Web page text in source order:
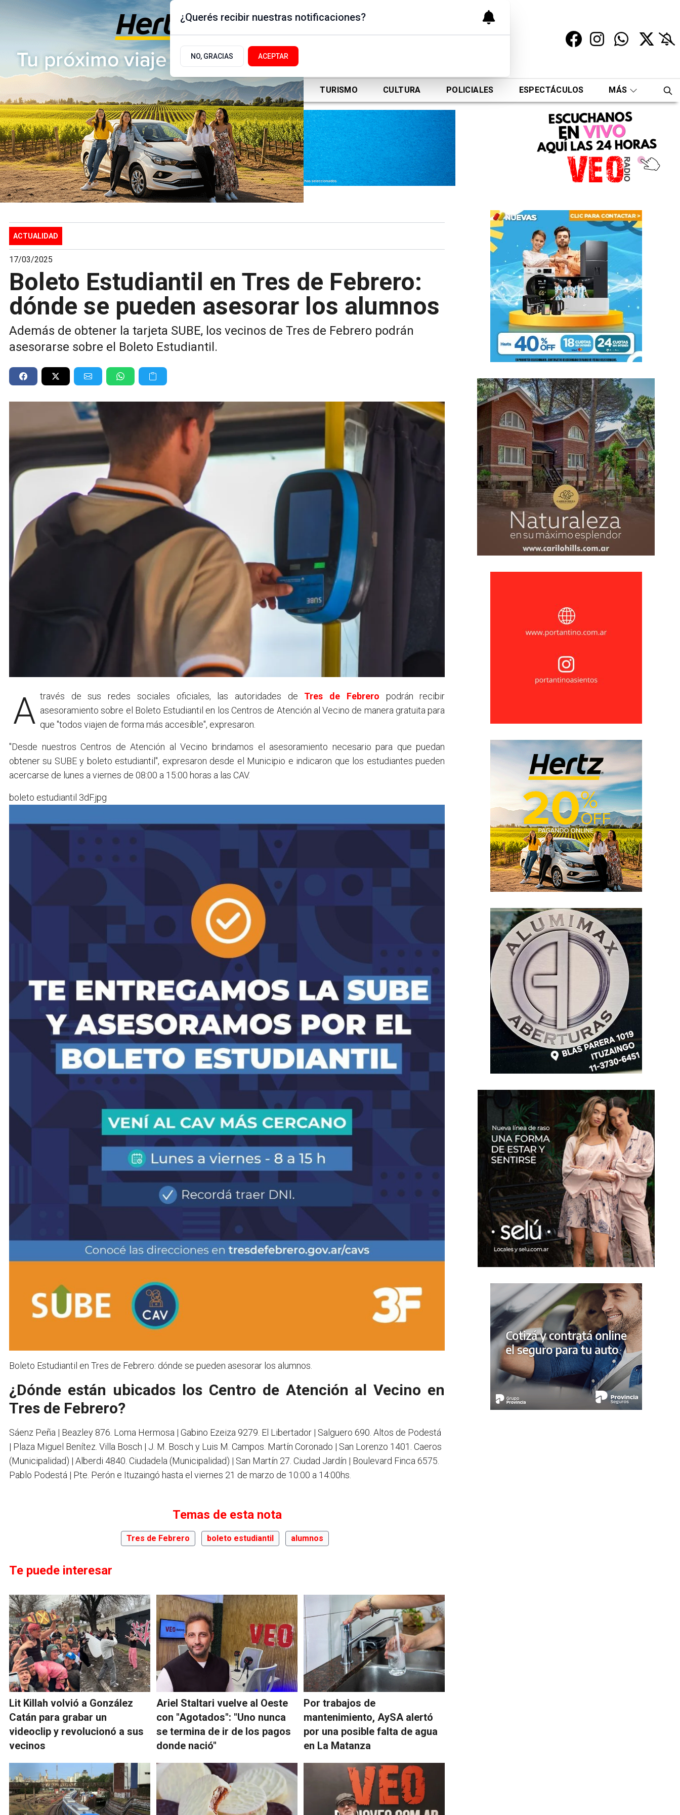
Jueves 6 de Agosto
de 2026
17.9ºc | Buenos Aires, AR
ACTUALIDAD POLÍTICA DEPORTES TURISMO CULTURA POLICIALES ESPECTÁCULOS MÁS
ACTUALIDAD
17/03/2025
Boleto Estudiantil en Tres de Febrero:
dónde se pueden asesorar los alumnos
Además de obtener la tarjeta SUBE, los vecinos de Tres de Febrero podrán
asesorarse sobre el Boleto Estudiantil.
A través de sus redes sociales oficiales, las autoridades de Tres de Febrero podrán recibir
asesoramiento sobre el Boleto Estudiantil en los Centros de Atención al Vecino de manera gratuita para
que "todos viajen de forma más accesible", expresaron.
"Desde nuestros Centros de Atención al Vecino brindamos el asesoramiento necesario para que puedan
obtener su SUBE y boleto estudiantil", expresaron desde el Municipio e indicaron que los estudiantes pueden
acercarse de lunes a viernes de 08:00 a 15:00 horas a las CAV.
boleto estudiantil 3dF.jpg
Boleto Estudiantil en Tres de Febrero: dónde se pueden asesorar los alumnos.
¿Dónde están ubicados los Centro de Atención al Vecino en
Tres de Febrero?
Sáenz Peña | Beazley 876. Loma Hermosa | Gabino Ezeiza 9279. El Libertador | Salguero 690. Altos de Podestá
| Plaza Miguel Benítez. Villa Bosch | J. M. Bosch y Luis M. Campos. Martín Coronado | San Lorenzo 1401. Caeros
(Municipalidad) | Alberdi 4840. Ciudadela (Municipalidad) | San Martín 27. Ciudad Jardín | Boulevard Finca 6575.
Pablo Podestá | Pte. Perón e Ituzaingó hasta el viernes 21 de marzo de 10:00 a 14:00hs.
Temas de esta nota
Tres de Febrero boleto estudiantil alumnos
Te puede interesar
Lit Killah volvió a González
Catán para grabar un
videoclip y revolucionó a sus
vecinos
Ariel Staltari vuelve al Oeste
con "Agotados": "Uno nunca
se termina de ir de los pagos
donde nació"
Por trabajos de
mantenimiento, AySA alertó
por una posible falta de agua
en La Matanza
¿Querés recibir nuestras notificaciones?
NO, GRACIAS ACEPTAR